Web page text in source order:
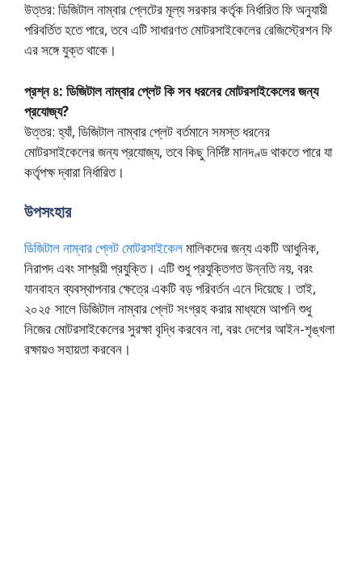
উত্তর: ডিজিটাল নাম্বার প্লেটের মূল্য সরকার কর্তৃক নির্ধারিত ফি অনুযায়ী
পরিবর্তিত হতে পারে, তবে এটি সাধারণত মোটরসাইকেলের রেজিস্ট্রেশন ফি
এর সঙ্গে যুক্ত থাকে।
প্রশ্ন ৪: ডিজিটাল নাম্বার প্লেট কি সব ধরনের মোটরসাইকেলের জন্য
প্রযোজ্য?
উত্তর: হ্যাঁ, ডিজিটাল নাম্বার প্লেট বর্তমানে সমস্ত ধরনের
মোটরসাইকেলের জন্য প্রযোজ্য, তবে কিছু নির্দিষ্ট মানদণ্ড থাকতে পারে যা
কর্তৃপক্ষ দ্বারা নির্ধারিত।
উপসংহার
ডিজিটাল নাম্বার প্লেট মোটরসাইকেলমালিকদের জন্য একটি আধুনিক,
নিরাপদ এবং সাশ্রয়ী প্রযুক্তি। এটি শুধু প্রযুক্তিগত উন্নতি নয়, বরং
যানবাহন ব্যবস্থাপনার ক্ষেত্রে একটি বড় পরিবর্তন এনে দিয়েছে। তাই,
২০২৫ সালে ডিজিটাল নাম্বার প্লেট সংগ্রহ করার মাধ্যমে আপনি শুধু
নিজের মোটরসাইকেলের সুরক্ষা বৃদ্ধি করবেন না, বরং দেশের আইন-শৃঙ্খলা
রক্ষায়ও সহায়তা করবেন।